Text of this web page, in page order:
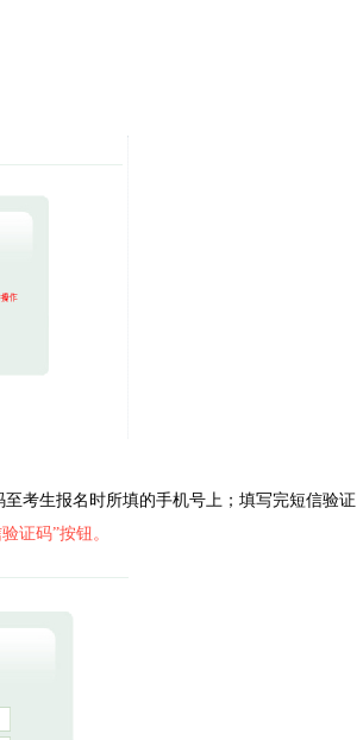
考生报名时所填的手机号上；填写完短信验证
证码”按钮。